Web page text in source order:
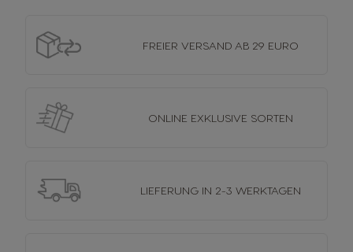
FREIER VERSANDAB 29 EURO
ONLINE EXKLUSIVE SORTEN
LIEFERUNGIN 2-3 WERKTAGEN